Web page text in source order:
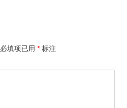
必填项已用 * 标注